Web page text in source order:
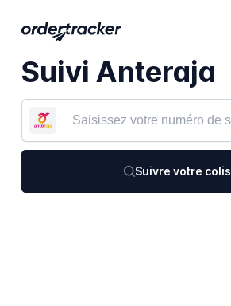
Suivi Anteraja
Suivre votre colis